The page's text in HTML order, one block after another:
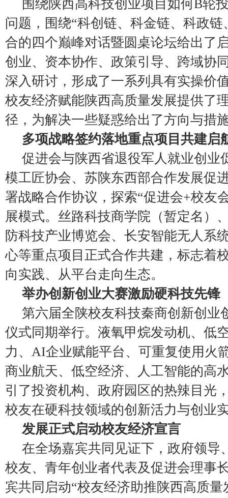
围绕陕西高科技创业项目如何B轮
问题，围绕“科创链、科金链、科政链
合的四个巅峰对话暨圆桌论坛给出了
创业、资本协作、政策引导、跨域协
深入研讨，形成了一系列具有实操价
校友经济赋能陕西高质量发展提供了
径，为解决一些疑惑给出了方向与措
多项战略签约落地重点项目共建启
促进会与陕西省退役军人就业创业
模工匠协会、苏陕东西部合作发展促
署战略合作协议，探索“促进会+校友
展模式。丝路科技商学院（暂定名）
防科技产业博览会、长安智能无人系
心等重点项目正式合作共建，标志着
向实践、从平台走向生态。
举办创新创业大赛激励硬科技先锋
第六届全陕校友科技秦商创新创业
仪式同期举行。液氧甲烷发动机、低
力、AI企业赋能平台、可重复使用火
商业航天、低空经济、人工智能的高
引了投资机构、政府园区的热辣目光
校友在硬科技领域的创新活力与创业
发展正式启动校友经济宣言
在全场嘉宾共同见证下，政府领导
校友、青年创业者代表及促进会理事
宾共同启动“校友经济助推陕西高质量